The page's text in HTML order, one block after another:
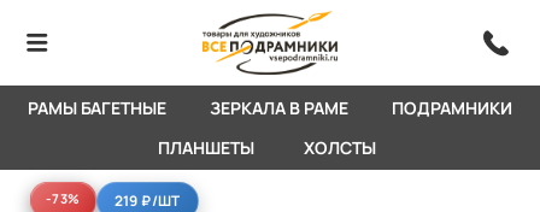
РАМЫ БАГЕТНЫЕ ЗЕРКАЛА В РАМЕ
ПОДРАМНИКИ
ПЛАНШЕТЫ
ХОЛСТЫ
-73%
-73% 219 ₽/ШТ